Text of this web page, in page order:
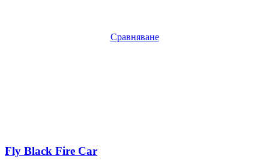
Сравняване
Fly Black Fire Car